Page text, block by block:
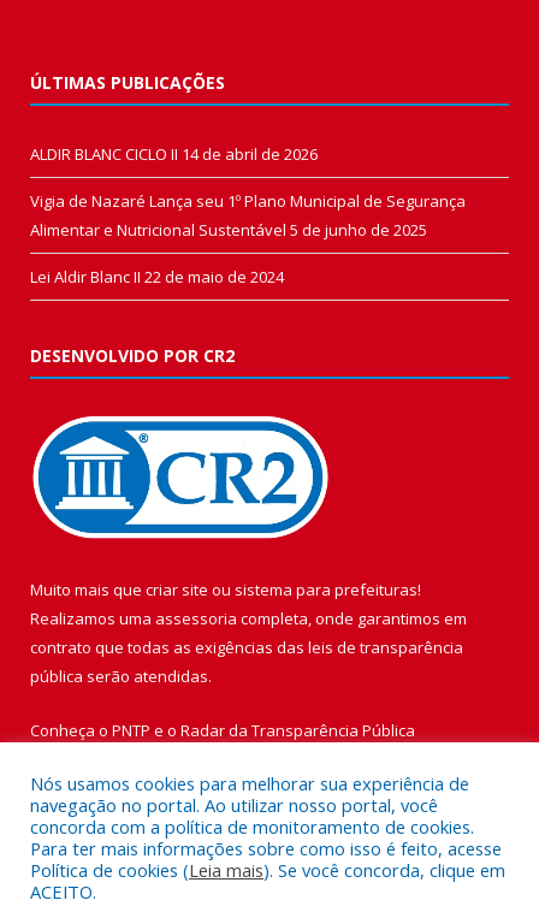
ÚLTIMAS PUBLICAÇÕES
ALDIR BLANC CICLO II 14 de abril de 2026
Vigia de Nazaré Lança seu 1º Plano Municipal de Segurança
Alimentar e Nutricional Sustentável 5 de junho de 2025
Lei Aldir Blanc II 22 de maio de 2024
DESENVOLVIDO POR CR2
Muito mais que criar site ou sistema para prefeituras!
Realizamos uma assessoria completa, onde garantimos em
contrato que todas as exigências das leis de transparência
pública serão atendidas.
Conheça o PNTP e o Radar da Transparência Pública
Todos os direitos reservados a Prefeitura Municipal de Vigia de
Nazaré.
Nós usamos cookies para melhorar sua experiência de
navegação no portal. Ao utilizar nosso portal, você
concorda com a política de monitoramento de cookies.
Para ter mais informações sobre como isso é feito, acesse
Política de cookies (Leia mais). Se você concorda, clique em
ACEITO.